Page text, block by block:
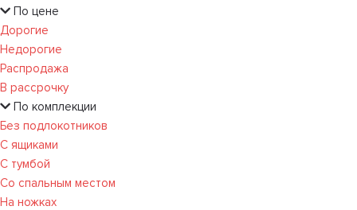
По цене
Дорогие
Недорогие
Распродажа
В рассрочку
По комплекции
Без подлокотников
С ящиками
С тумбой
Со спальным местом
На ножках